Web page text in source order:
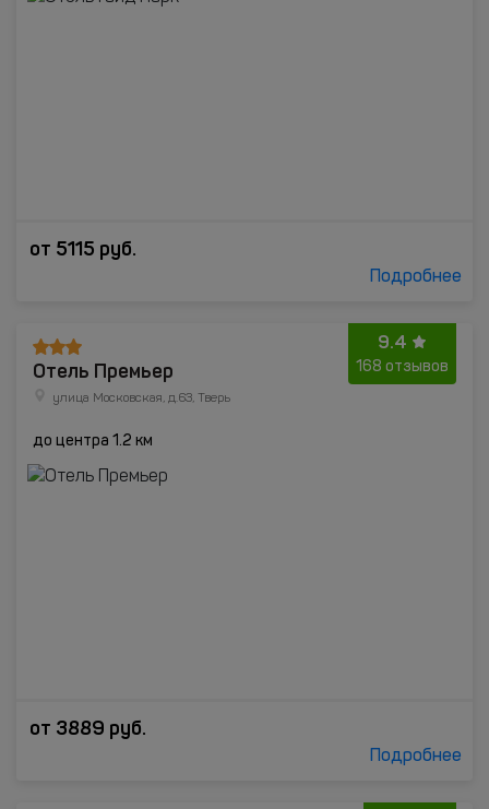
от 5115 руб.
Подробнее
9.4
168 отзывов
Отель Премьер
улица Московская, д.63, Тверь
до центра 1.2 км
от 3889 руб.
Подробнее